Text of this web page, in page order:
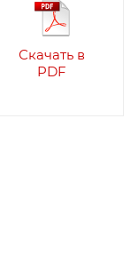
Скачать в
PDF